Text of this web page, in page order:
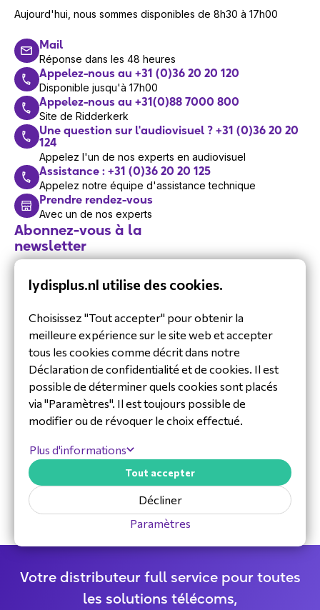
Aujourd'hui, nous sommes disponibles de 8h30 à 17h00
Mail
Réponse dans les 48 heures
Appelez-nous au +31 (0)36 20 20 120
Disponible jusqu'à 17h00
Appelez-nous au +31(0)88 7000 800
Site de Ridderkerk
Une question sur l'audiovisuel ? +31 (0)36 20 20
124
Appelez l'un de nos experts en audiovisuel
Assistance : +31 (0)36 20 20 125
Appelez notre équipe d'assistance technique
Prendre rendez-vous
Avec un de nos experts
Abonnez-vous à la
newsletter
Restez informé de nos dernières
actualités.
30 ans d'expérience dans l'industrie
Équipe de service et d’assistance
dédiée
Distributeur spécialisé
Votre distributeur full service pour toutes
les solutions télécoms,
lydisplus.nl utilise des cookies.
Choisissez "Tout accepter" pour obtenir la
meilleure expérience sur le site web et accepter
tous les cookies comme décrit dans notre
Déclaration de confidentialité et de cookies. Il est
possible de déterminer quels cookies sont placés
via "Paramètres". Il est toujours possible de
modifier ou de révoquer le choix effectué.
Plus d'informations
Paramètres
Décliner
Tout accepter